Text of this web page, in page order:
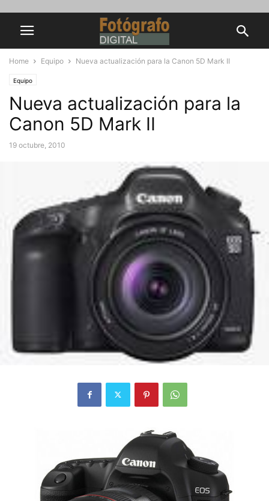
Home Equipo Nueva actualización para la Canon 5D Mark II
Equipo
Nueva actualización para la
Canon 5D Mark II
19 octubre, 2010